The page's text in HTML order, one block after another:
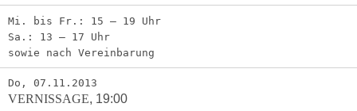
Mi. bis Fr.: 15 – 19 Uhr
Sa.: 13 – 17 Uhr
sowie nach Vereinbarung
Do, 07.11.2013
VERNISSAGE, 19:00